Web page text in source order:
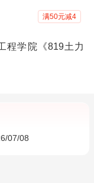
满50元减4
程学院《819土力
07/08